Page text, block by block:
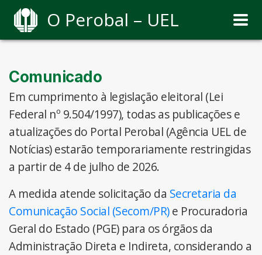
O Perobal – UEL
Comunicado
Em cumprimento à legislação eleitoral (Lei
Federal nº 9.504/1997), todas as publicações e
atualizações do Portal Perobal (Agência UEL de
Notícias) estarão temporariamente restringidas
a partir de 4 de julho de 2026.
A medida atende solicitação da Secretaria da
Comunicação Social (Secom/PR)e Procuradoria
Geral do Estado (PGE) para os órgãos da
Administração Direta e Indireta, considerando a